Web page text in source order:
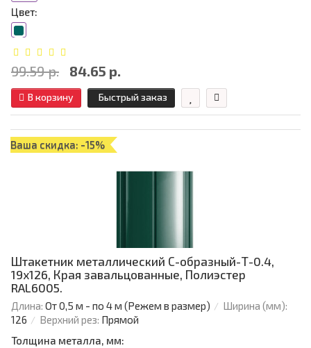
Цвет:
99.59 р. 84.65 р.
В корзину Быстрый заказ
Ваша скидка: -15%
Штакетник металлический С-образный-Т-0.4,
19х126, Края завальцованные, Полиэстер
RAL6005.
Длина: От 0,5 м - по 4 м (Режем в размер)
Ширина (мм):
126
Верхний рез: Прямой
Толщина металла, мм: